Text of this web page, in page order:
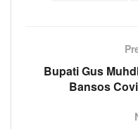
Bupati Gus
Bansos